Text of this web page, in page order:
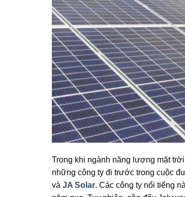
Trong khi ngành năng lượng mặt
những công ty đi trước trong cuộc
và JA Solar. Các công ty nổi tiếng